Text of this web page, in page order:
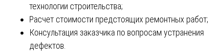
технологии строительства;
Расчет стоимости предстоящих ремонтных работ;
Консультация заказчика по вопросам устранения
дефектов.